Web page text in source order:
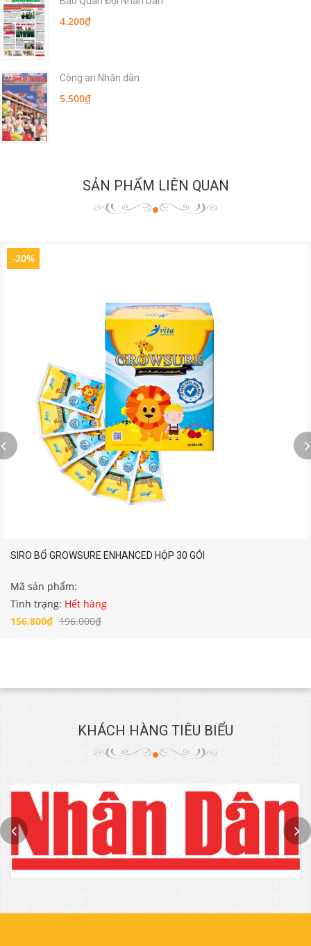
4.200₫
Công an Nhân dân
5.500₫
SẢN PHẨM LIÊN QUAN
-20%
SIRO BỔ GROWSURE ENHANCED HỘP 30 GÓI
Mã sản phẩm:
Tình trạng: Hết hàng
156.800₫ 196.000₫
KHÁCH HÀNG TIÊU BIỂU